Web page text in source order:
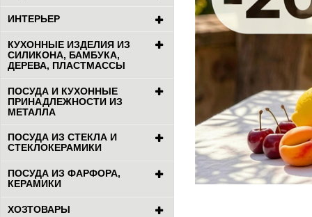
ИНТЕРЬЕР
КУХОННЫЕ ИЗДЕЛИЯ ИЗ
СИЛИКОНА, БАМБУКА,
ДЕРЕВА, ПЛАСТМАССЫ
ПОСУДА И КУХОННЫЕ
ПРИНАДЛЕЖНОСТИ ИЗ
МЕТАЛЛА
ПОСУДА ИЗ СТЕКЛА И
СТЕКЛОКЕРАМИКИ
ПОСУДА ИЗ ФАРФОРА,
КЕРАМИКИ
ХОЗТОВАРЫ